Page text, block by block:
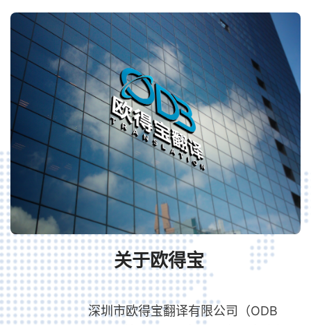
关于欧得宝
ᅟᅠᅟᅠ深圳市欧得宝翻译有限公司（ODB